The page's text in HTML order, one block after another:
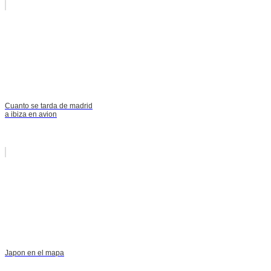
Cuanto se tarda de madrid
a ibiza en avion
Japon en el mapa